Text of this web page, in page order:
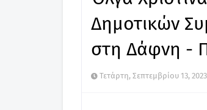
Δημοτικών
στη Δάφνη -
Τετάρτη, Σεπτεμβρίου 13, 2023